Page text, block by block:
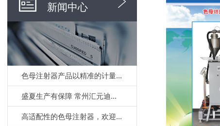
新闻中心
色母注射器产品以精准的计量...
盛夏生产有保障 常州汇元迪...
高适配性的色母注射器，欢迎...